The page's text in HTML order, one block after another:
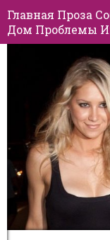
Главная Проза
Дом Проблемы